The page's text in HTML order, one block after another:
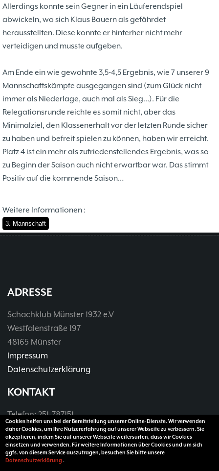
Allerdings konnte sein Gegner in ein Läuferendspiel
abwickeln, wo sich Klaus Bauern als gefährdet
herausstellten. Diese konnte er hinterher nicht mehr
verteidigen und musste aufgeben.
Am Ende ein wie gewohnte 3,5-4,5 Ergebnis, wie 7 unserer 9
Mannschaftskämpfe ausgegangen sind (zum Glück nicht
immer als Niederlage, auch mal als Sieg…). Für die
Relegationsrunde reichte es somit nicht, aber das
Minimalziel, den Klassenerhalt vor der letzten Runde sicher
zu haben und befreit spielen zu können, haben wir erreicht.
Platz 4 ist ein mehr als zufriedenstellendes Ergebnis, was so
zu Beginn der Saison auch nicht erwartbar war. Das stimmt
Positiv auf die kommende Saison…
Weitere Informationen :
3. Mannschaft
ADRESSE
Schachklub Münster 1932 e.V
Westfalenstraße 197
48165 Münster
Impressum
Datenschutzerklärung
KONTAKT
Telefon: 251-787151
Telefax: 251-3907990
E-Mail:vorsitzender@sk32.de
Cookies helfen uns bei der Bereitstellung unserer Online-Dienste. Wir verwenden
daher Cookies, um Ihre Nutzererfahrung auf unserer Webseite zu verbessern. Sie
akzeptieren, indem Sie auf unserer Webseite weitersurfen, dass wir Cookies
einsetzen und verwenden. Für weitere Informationen über Cookies und um sich
ggfs. von diesem Service auszutragen, besuchen Sie bitte unsere
Datenschutzerklärung .